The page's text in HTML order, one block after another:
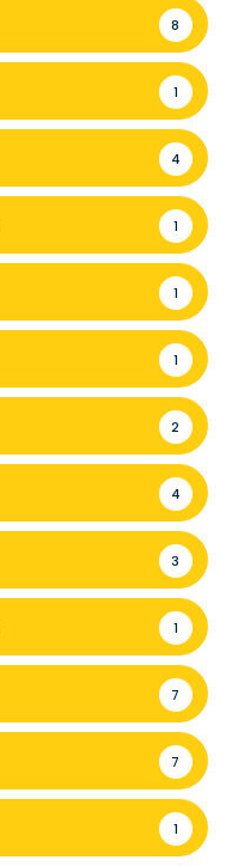
8
1
4
1
1
1
2
4
3
1
7
7
1